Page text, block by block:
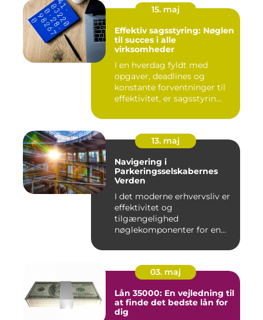
15. maj
Effektiv sagsstyring: Nøglen
til succes i alle
virksomheder
I en hverdag fyldt med
opgaver, deadlines og
konstante forventninger til
effektivitet, er sagsstyrin...
13. maj
Navigering i
Parkeringsselskabernes
Verden
I det moderne erhvervsliv er
effektivitet og
tilgængelighed
nøglekomponenter for en
03. maj
Lån 35000: En vejledning til
at finde det bedste lån for
dig